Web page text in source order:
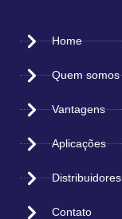
Home
Quem somos
Vantagens
Aplicações
Distribuidores
Contato